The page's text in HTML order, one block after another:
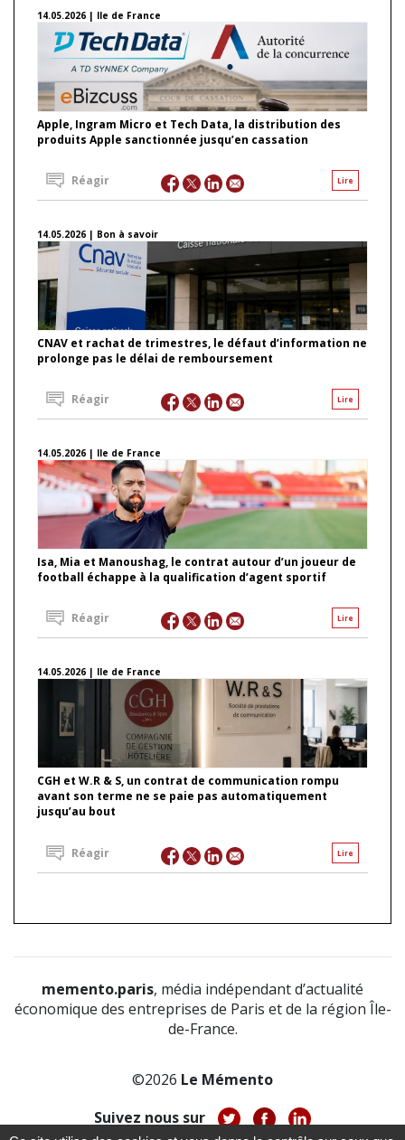
14.05.2026 | Ile de France
Apple, Ingram Micro et Tech Data, la distribution des
produits Apple sanctionnée jusqu’en cassation
Lire
Réagir
14.05.2026 | Bon à savoir
CNAV et rachat de trimestres, le défaut d’information ne
prolonge pas le délai de remboursement
Lire
Réagir
14.05.2026 | Ile de France
Isa, Mia et Manoushag, le contrat autour d’un joueur de
football échappe à la qualification d’agent sportif
Lire
Réagir
14.05.2026 | Ile de France
CGH et W.R & S, un contrat de communication rompu
avant son terme ne se paie pas automatiquement
jusqu’au bout
Lire
Réagir
memento.paris, média indépendant d’actualité
économique des entreprises de Paris et de la région Île-
de-France.
©2026 Le Mémento
Suivez nous sur